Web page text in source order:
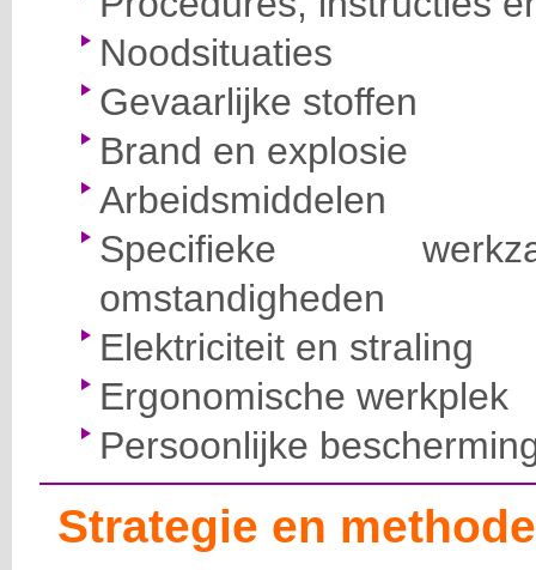
Noodsituaties
Gevaarlijke stoffen
Brand en explosie
Arbeidsmiddelen
Specifieke
omstandigheden
Elektriciteit en straling
Ergonomische werkplek
Persoonlijke
Strategie en